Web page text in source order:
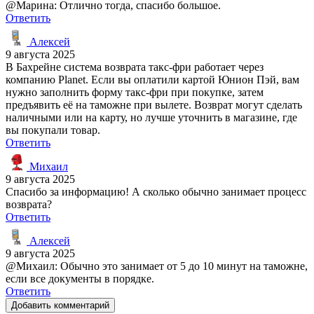
@Марина: Отлично тогда, спасибо большое.
Ответить
Алексей
9 августа 2025
В Бахрейне система возврата такс-фри работает через
компанию Planet. Если вы оплатили картой Юнион Пэй, вам
нужно заполнить форму такс-фри при покупке, затем
предъявить её на таможне при вылете. Возврат могут сделать
наличными или на карту, но лучше уточнить в магазине, где
вы покупали товар.
Ответить
Михаил
9 августа 2025
Спасибо за информацию! А сколько обычно занимает процесс
возврата?
Ответить
Алексей
9 августа 2025
@Михаил: Обычно это занимает от 5 до 10 минут на таможне,
если все документы в порядке.
Ответить
Добавить комментарий